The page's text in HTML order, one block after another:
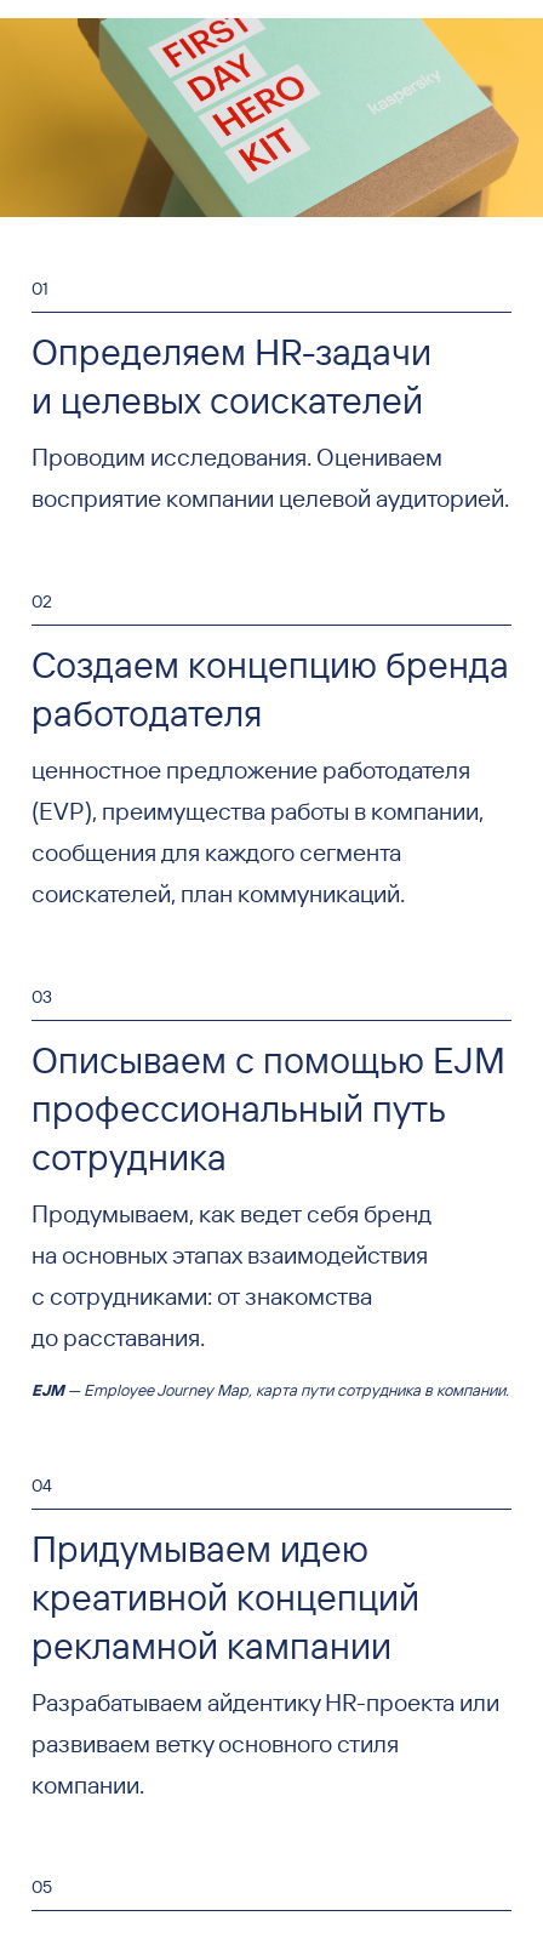
01
Определяем HR-задачи
и целевых соискателей
Проводим исследования. Оцениваем
восприятие компании целевой аудиторией.
02
Создаем концепцию бренда
работодателя
ценностное предложение работодателя
(EVP), преимущества работы в компании,
сообщения для каждого сегмента
соискателей, план коммуникаций.
03
Описываем с помощью EJM
профессиональный путь
сотрудника
Продумываем, как ведет себя бренд
на основных этапах взаимодействия
с сотрудниками: от знакомства
до расставания.
EJM— Employee Journey Map, карта пути сотрудника в компании.
04
Придумываем идею
креативной концепций
рекламной кампании
Разрабатываем айдентику HR-проекта или
развиваем ветку основного стиля
компании.
05